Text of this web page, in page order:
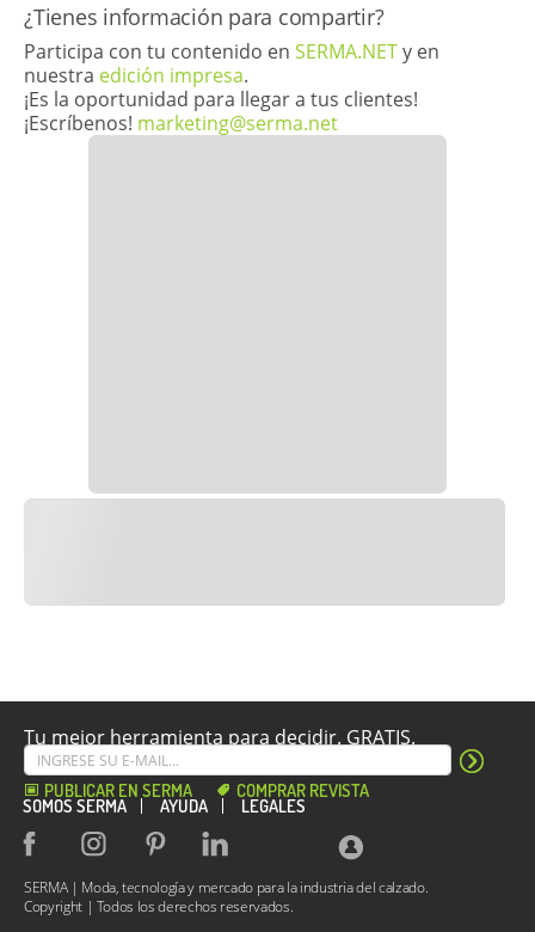
​¿Tienes información para compartir?
Participa con tu contenido en SERMA.NETy en
nuestra edición impresa.
¡Es la oportunidad para llegar a tus clientes!
¡Escríbenos! marketing@serma.net
Tu mejor herramienta para decidir. GRATIS.
PUBLICAR EN SERMA COMPRAR REVISTA
SOMOS SERMA AYUDA LEGALES
SERMA | Moda, tecnología y mercado para la industria del calzado.
Copyright | Todos los derechos reservados.